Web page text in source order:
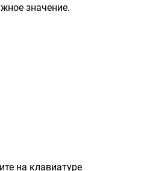
значение.
на клавиатуре